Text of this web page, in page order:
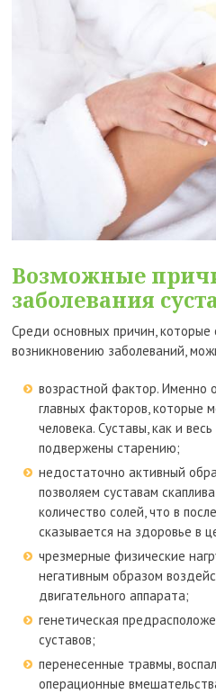
Возможные
заболевания
Среди основных причин, которые
возникновению заболеваний,
возрастной фактор. Именно
главных факторов, которые
человека. Суставы, как и
подвержены старению;
недостаточно активный
позволяем суставам
количество солей, что в
сказывается на здоровье в
чрезмерные физические
негативным образом
двигательного аппарата;
генетическая
суставов;
перенесенные травмы,
операционные